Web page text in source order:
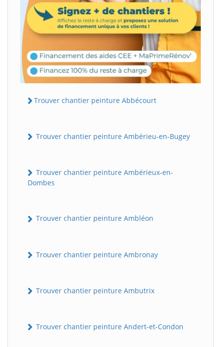
Trouver chantier peinture Abbécourt
Trouver chantier peinture Ambérieu-en-Bugey
Trouver chantier peinture Ambérieux-en-
Dombes
Trouver chantier peinture Ambléon
Trouver chantier peinture Ambronay
Trouver chantier peinture Ambutrix
Trouver chantier peinture Andert-et-Condon